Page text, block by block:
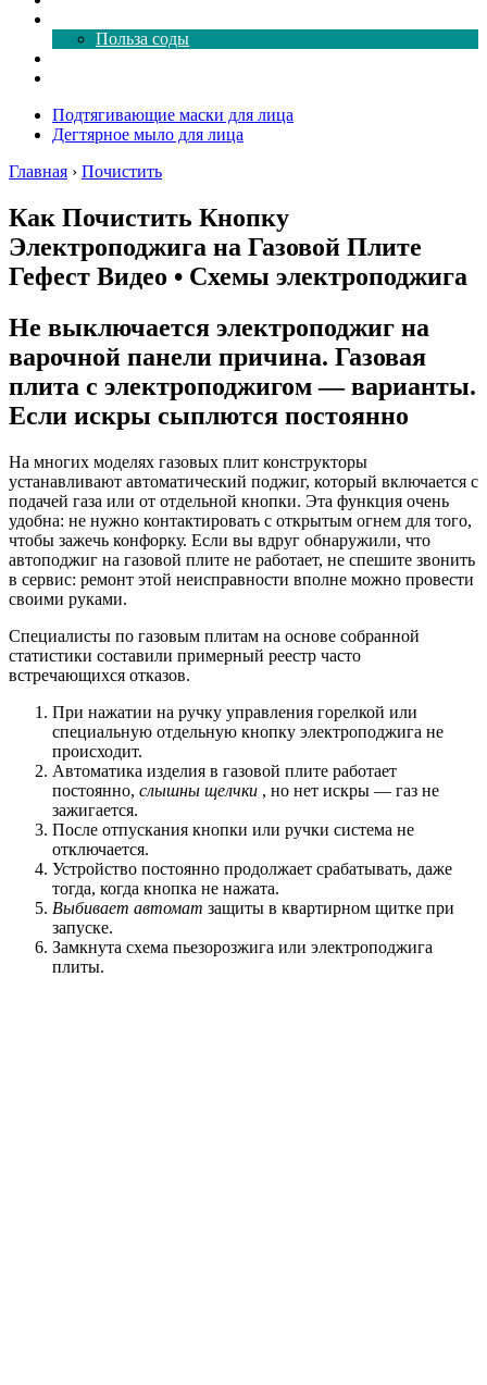
Польза соды
Подтягивающие маски для лица
Дегтярное мыло для лица
Главная › Почистить
Как Почистить Кнопку
Электроподжига на Газовой Плите
Гефест Видео • Схемы электроподжига
Не выключается электроподжиг на
варочной панели причина. Газовая
плита с электроподжигом — варианты.
Если искры сыплются постоянно
На многих моделях газовых плит конструкторы
устанавливают автоматический поджиг, который включается с
подачей газа или от отдельной кнопки. Эта функция очень
удобна: не нужно контактировать с открытым огнем для того,
чтобы зажечь конфорку. Если вы вдруг обнаружили, что
автоподжиг на газовой плите не работает, не спешите звонить
в сервис: ремонт этой неисправности вполне можно провести
своими руками.
Специалисты по газовым плитам на основе собранной
статистики составили примерный реестр часто
встречающихся отказов.
При нажатии на ручку управления горелкой или
специальную отдельную кнопку электроподжига не
происходит.
Автоматика изделия в газовой плите работает
постоянно, слышны щелчки , но нет искры — газ не
зажигается.
После отпускания кнопки или ручки система не
отключается.
Устройство постоянно продолжает срабатывать, даже
тогда, когда кнопка не нажата.
Выбивает автомат защиты в квартирном щитке при
запуске.
Замкнута схема пьезорозжига или электроподжига
плиты.